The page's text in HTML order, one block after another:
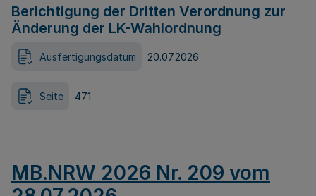
Berichtigung der Dritten Verordnung zur
Änderung der LK-Wahlordnung
Ausfertigungsdatum 20.07.2026
Seite 471
MB.NRW 2026 Nr. 209 vom